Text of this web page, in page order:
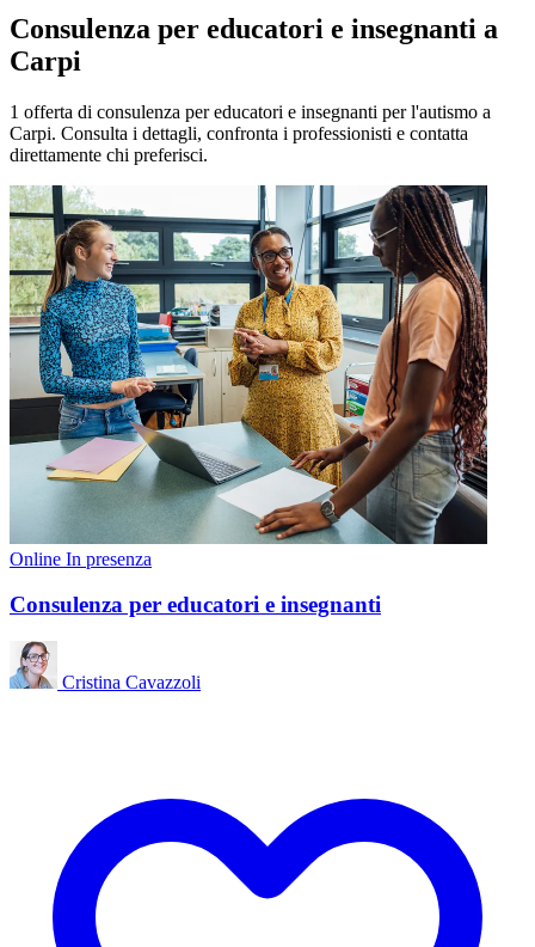
Consulenza per educatori e insegnanti a
Carpi
1 offerta di consulenza per educatori e insegnanti per l'autismo a
Carpi. Consulta i dettagli, confronta i professionisti e contatta
direttamente chi preferisci.
Online In presenza
Consulenza per educatori e insegnanti
Cristina Cavazzoli